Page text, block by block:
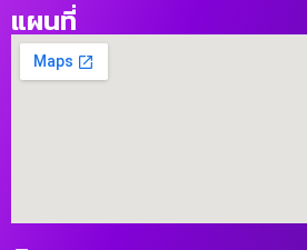
แผนที่